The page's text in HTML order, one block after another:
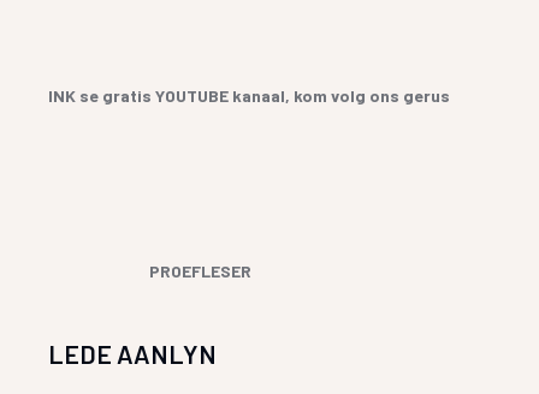
INK se gratis YOUTUBE kanaal, kom volg ons gerus
PROEFLESER
LEDE AANLYN